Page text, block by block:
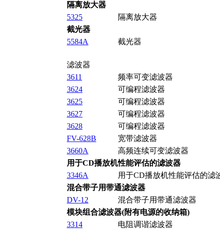
隔离放大器
5325
隔离放大器
截光器
5584A
截光器
滤波器
3611
频率可变滤波器
3624
可编程滤波器
3625
可编程滤波器
3627
可编程滤波器
3628
可编程滤波器
FV-628B
宽带滤波器
3660A
高频连续可变滤波器
用于CD播放机性能评估的滤波器
3346A
用于CD播放机性能评估的滤
混合带子用带通滤波器
DV-12
混合带子用带通滤波器
模块组合滤波器(附有电源的收纳箱)
3314
电阻调谐滤波器